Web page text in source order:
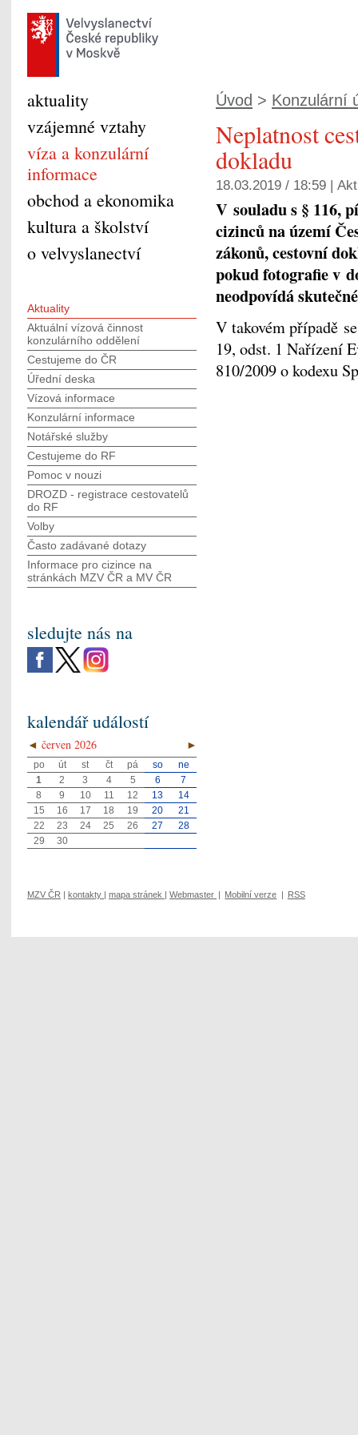
Úvod > Konzulární
Neplatnost
dokladu
18.03.2019 / 18:59 |
V souladu s § 116,
cizinců na území
zákonů, cestovní
pokud fotografie v
neodpovídá
V takovém případě
19, odst. 1 Nařízení
810/2009 o kodexu
aktuality
vzájemné vztahy
víza a konzulární
informace
obchod a ekonomika
kultura a školství
o velvyslanectví
Aktuality
Aktuální vízová činnost
konzulárního oddělení
Cestujeme do ČR
Úřední deska
Vízová informace
Konzulární informace
Notářské služby
Cestujeme do RF
Pomoc v nouzi
DROZD - registrace cestovatelů
do RF
Volby
Často zadávané dotazy
Informace pro cizince na
stránkách MZV ČR а MV ČR
sledujte nás na
kalendář událostí
◄ ►
červen 2026
po út st čt pá so
ne
1
2 3 4 5 6
7
8
9 10 11 12 13
14
15
16 17 18 19 20
21
22
23 24 25 26 27
28
29
30
MZV ČR kontakty mapa stránek Webmaster Mobilní verze RSS